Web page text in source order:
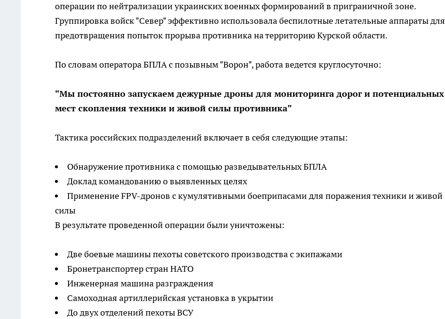
операции по нейтрализации украинских военных формирований в приграничной зоне.
Группировка войск "Север" эффективно использовала беспилотные летательные аппараты для
предотвращения попыток прорыва противника на территорию Курской области.
По словам оператора БПЛА с позывным "Ворон", работа ведется круглосуточно:
"Мы постоянно запускаем дежурные дроны для мониторинга дорог и потенциальных
мест скопления техники и живой силы противника"
Тактика российских подразделений включает в себя следующие этапы:
Обнаружение противника с помощью разведывательных БПЛА
Доклад командованию о выявленных целях
Применение FPV-дронов с кумулятивными боеприпасами для поражения техники и живой
силы
В результате проведенной операции были уничтожены:
Две боевые машины пехоты советского производства с экипажами
Бронетранспортер стран НАТО
Инженерная машина разграждения
Самоходная артиллерийская установка в укрытии
До двух отделений пехоты ВСУ